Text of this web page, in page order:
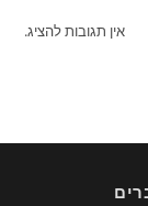
להציג.